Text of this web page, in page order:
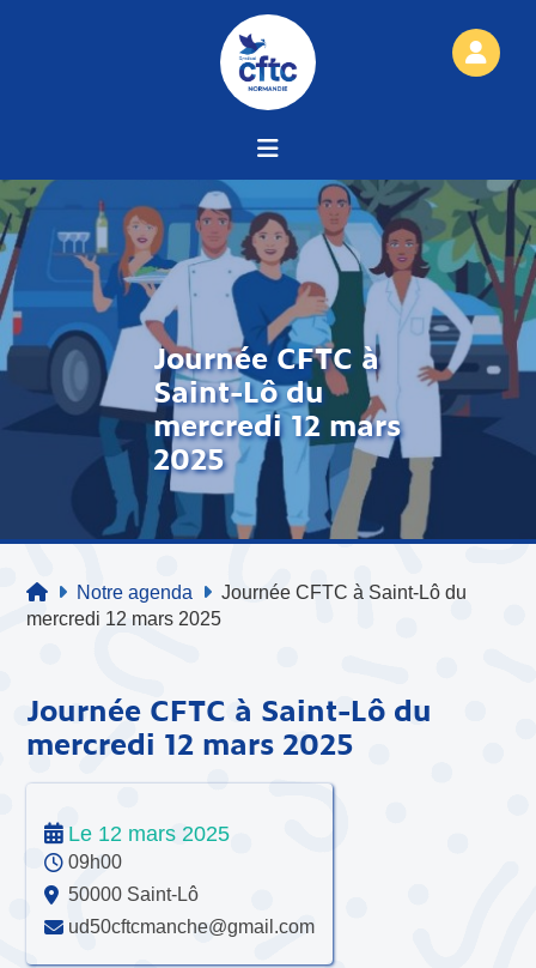
Journée CFTC à
Saint-Lô du
mercredi 12 mars
2025
Notre agenda
Journée CFTC à Saint-Lô du
mercredi 12 mars 2025
Journée CFTC à Saint-Lô du
mercredi 12 mars 2025
Le 12 mars 2025
09h00
50000 Saint-Lô
ud50cftcmanche@gmail.com